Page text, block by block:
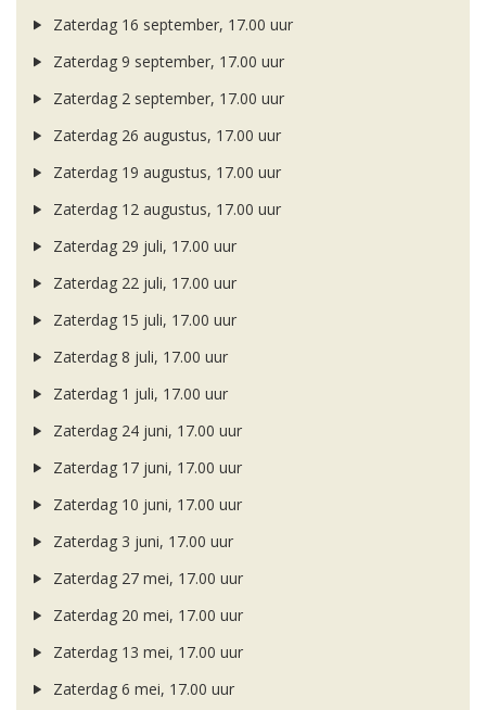
Zaterdag 16 september, 17.00 uur
Zaterdag 9 september, 17.00 uur
Zaterdag 2 september, 17.00 uur
Zaterdag 26 augustus, 17.00 uur
Zaterdag 19 augustus, 17.00 uur
Zaterdag 12 augustus, 17.00 uur
Zaterdag 29 juli, 17.00 uur
Zaterdag 22 juli, 17.00 uur
Zaterdag 15 juli, 17.00 uur
Zaterdag 8 juli, 17.00 uur
Zaterdag 1 juli, 17.00 uur
Zaterdag 24 juni, 17.00 uur
Zaterdag 17 juni, 17.00 uur
Zaterdag 10 juni, 17.00 uur
Zaterdag 3 juni, 17.00 uur
Zaterdag 27 mei, 17.00 uur
Zaterdag 20 mei, 17.00 uur
Zaterdag 13 mei, 17.00 uur
Zaterdag 6 mei, 17.00 uur